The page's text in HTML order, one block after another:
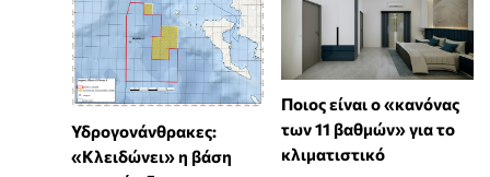
Υδρογονάνθρακες:
«Κλειδώνει» η βάση
Ποιος είναι ο «κανόνας
των 11 βαθμών» για το
κλιματιστικό